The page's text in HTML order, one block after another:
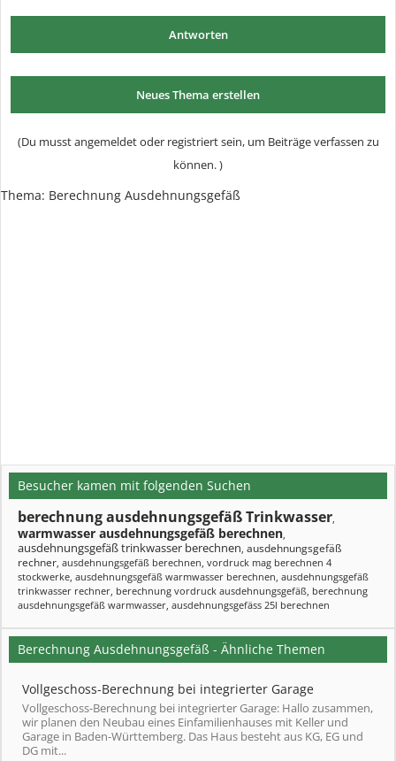
Antworten
Neues Thema erstellen
(Du musst angemeldet oder registriert sein, um Beiträge verfassen zu
können. )
Thema: Berechnung Ausdehnungsgefäß
Besucher kamen mit folgenden Suchen
berechnung ausdehnungsgefäß Trinkwasser,
warmwasser ausdehnungsgefäß berechnen,
ausdehnungsgefäß trinkwasser berechnen, ausdehnungsgefäß
rechner, ausdehnungsgefäß berechnen, vordruck mag berechnen 4
stockwerke, ausdehnungsgefäß warmwasser berechnen, ausdehnungsgefäß
trinkwasser rechner, berechnung vordruck ausdehnungsgefäß, berechnung
ausdehnungsgefäß warmwasser, ausdehnungsgefäss 25l berechnen
Berechnung Ausdehnungsgefäß - Ähnliche Themen
Vollgeschoss-Berechnung bei integrierter Garage
Vollgeschoss-Berechnung bei integrierter Garage: Hallo zusammen,
wir planen den Neubau eines Einfamilienhauses mit Keller und
Garage in Baden-Württemberg. Das Haus besteht aus KG, EG und
DG mit...